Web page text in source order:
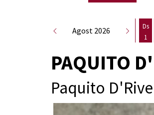
Agost 2026
Ds
1
PAQUITO
Paquito